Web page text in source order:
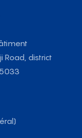
Road, district